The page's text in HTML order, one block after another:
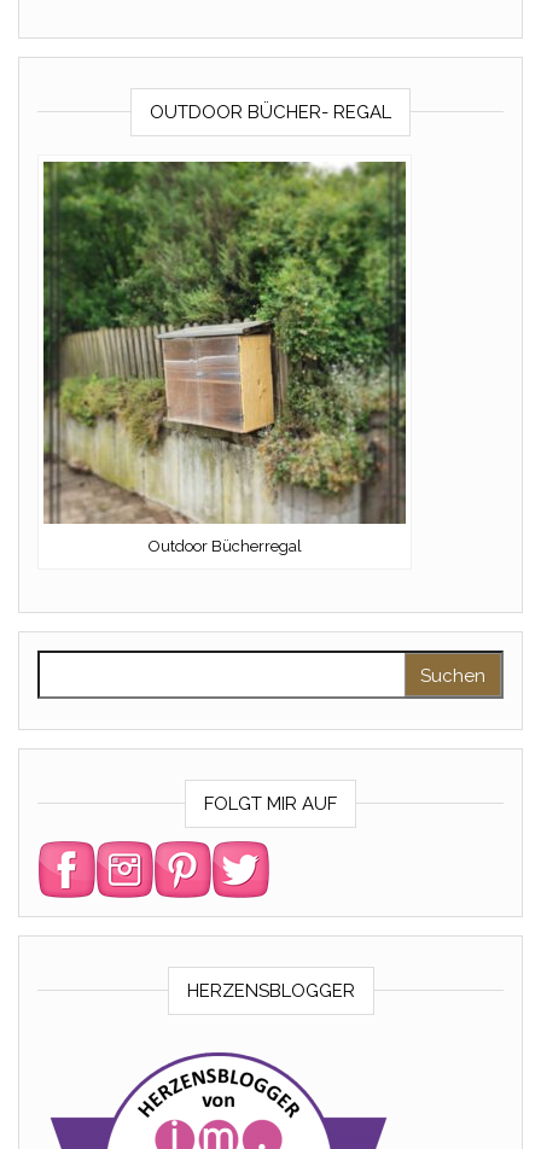
OUTDOOR BÜCHER- REGAL
Outdoor Bücherregal
FOLGT MIR AUF
HERZENSBLOGGER